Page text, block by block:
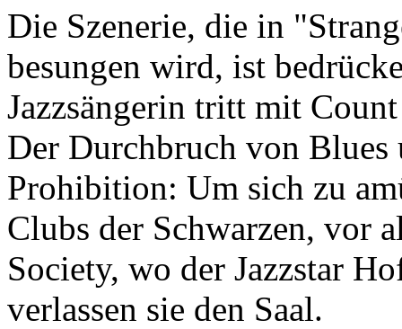
Die Szenerie, die in
besungen wird, ist
Jazzsängerin tritt mit
Der Durchbruch von Blues
Prohibition: Um sich zu
Clubs der Schwarzen, vor
Society, wo der Jazzstar
verlassen sie den Saal.